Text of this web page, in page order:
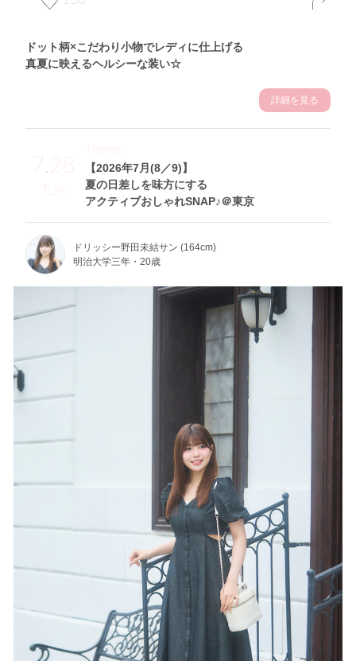
ドット柄×こだわり小物でレディに仕上げる
真夏に映えるヘルシーな装い☆
詳細を見る
7.28
Tue
【2026年7月(8／9)】
夏の日差しを味方にする
アクティブおしゃれSNAP♪＠東京
Theme
ドリッシー野田未結サン (164cm)
明治大学三年・20歳